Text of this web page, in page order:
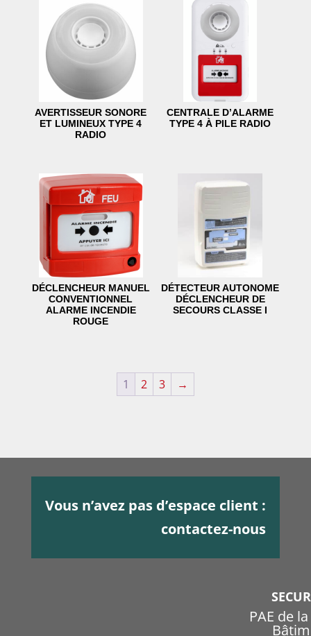
AVERTISSEUR SONORE
ET LUMINEUX TYPE 4
RADIO
CENTRALE D’ALARME
TYPE 4 À PILE RADIO
DÉCLENCHEUR MANUEL
CONVENTIONNEL
ALARME INCENDIE
ROUGE
DÉTECTEUR AUTONOME
DÉCLENCHEUR DE
SECOURS CLASSE I
1 2 3 →
Vous n’avez pas d’espace client :
contactez-nous
PAE de